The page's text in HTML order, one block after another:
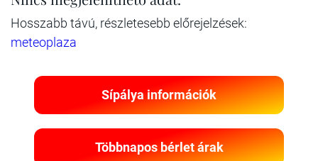
Hosszabb távú, részletesebb előrejelzések:
meteoplaza
Sípálya információk
Többnapos bérlet árak